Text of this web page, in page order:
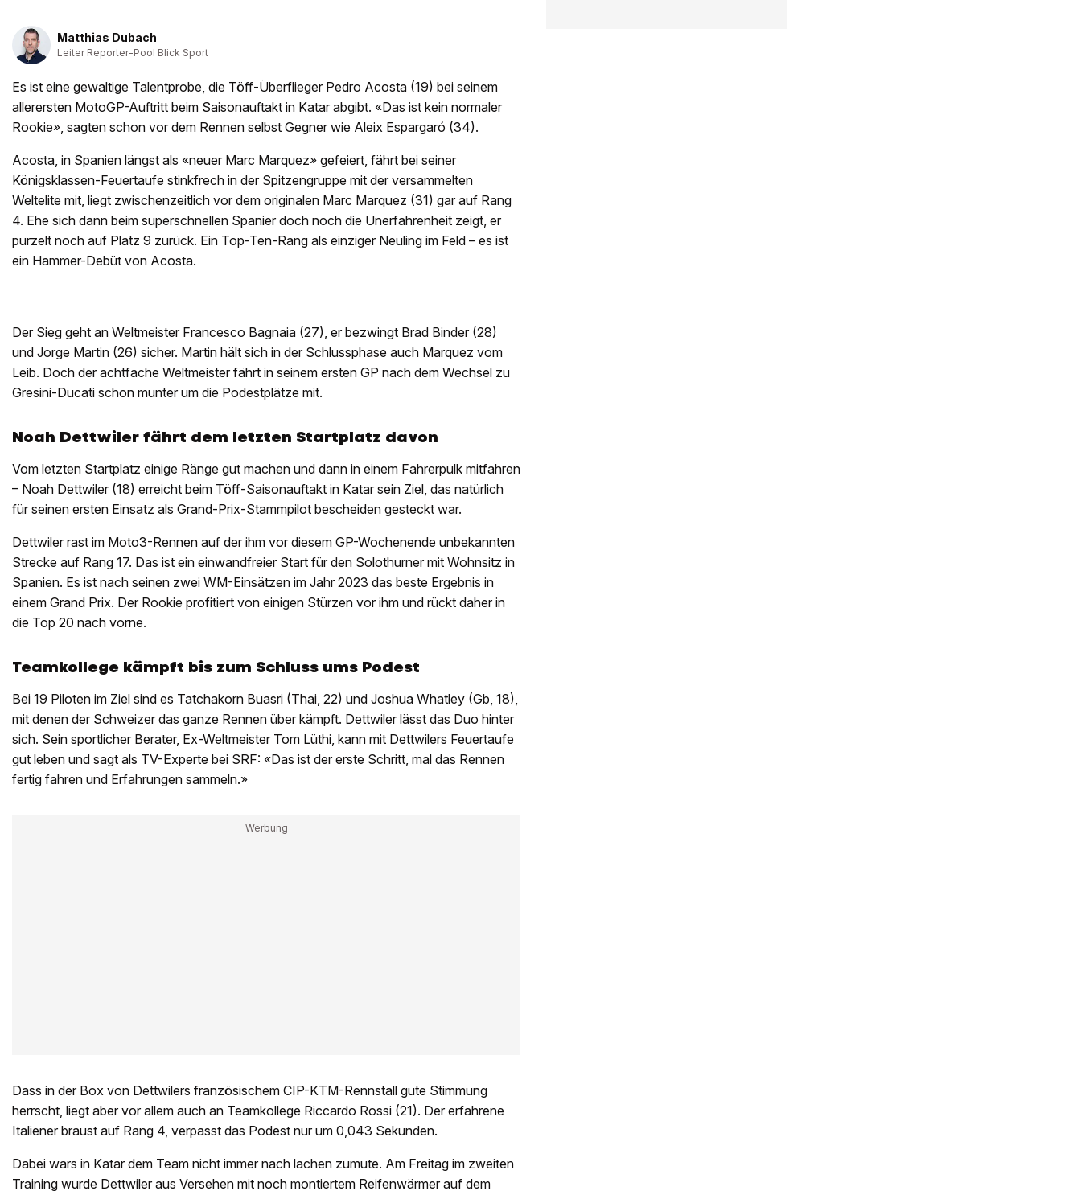
Matthias Dubach
Leiter Reporter-Pool Blick Sport
Es ist eine gewaltige Talentprobe, die Töff-Überflieger Pedro Acosta (19) bei seinem
allerersten MotoGP-Auftritt beim Saisonauftakt in Katar abgibt. «Das ist kein normaler
Rookie», sagten schon vor dem Rennen selbst Gegner wie Aleix Espargaró (34).
Acosta, in Spanien längst als «neuer Marc Marquez» gefeiert, fährt bei seiner
Königsklassen-Feuertaufe stinkfrech in der Spitzengruppe mit der versammelten
Weltelite mit, liegt zwischenzeitlich vor dem originalen Marc Marquez (31) gar auf Rang
4. Ehe sich dann beim superschnellen Spanier doch noch die Unerfahrenheit zeigt, er
purzelt noch auf Platz 9 zurück. Ein Top-Ten-Rang als einziger Neuling im Feld – es ist
ein Hammer-Debüt von Acosta.
Der Sieg geht an Weltmeister Francesco Bagnaia (27), er bezwingt Brad Binder (28)
und Jorge Martin (26) sicher. Martin hält sich in der Schlussphase auch Marquez vom
Leib. Doch der achtfache Weltmeister fährt in seinem ersten GP nach dem Wechsel zu
Gresini-Ducati schon munter um die Podestplätze mit.
Noah Dettwiler fährt dem letzten Startplatz davon
Vom letzten Startplatz einige Ränge gut machen und dann in einem Fahrerpulk mitfahren
– Noah Dettwiler (18) erreicht beim Töff-Saisonauftakt in Katar sein Ziel, das natürlich
für seinen ersten Einsatz als Grand-Prix-Stammpilot bescheiden gesteckt war.
Dettwiler rast im Moto3-Rennen auf der ihm vor diesem GP-Wochenende unbekannten
Strecke auf Rang 17. Das ist ein einwandfreier Start für den Solothurner mit Wohnsitz in
Spanien. Es ist nach seinen zwei WM-Einsätzen im Jahr 2023 das beste Ergebnis in
einem Grand Prix. Der Rookie profitiert von einigen Stürzen vor ihm und rückt daher in
die Top 20 nach vorne.
Teamkollege kämpft bis zum Schluss ums Podest
Bei 19 Piloten im Ziel sind es Tatchakorn Buasri (Thai, 22) und Joshua Whatley (Gb, 18),
mit denen der Schweizer das ganze Rennen über kämpft. Dettwiler lässt das Duo hinter
sich. Sein sportlicher Berater, Ex-Weltmeister Tom Lüthi, kann mit Dettwilers Feuertaufe
gut leben und sagt als TV-Experte bei SRF: «Das ist der erste Schritt, mal das Rennen
fertig fahren und Erfahrungen sammeln.»
Dass in der Box von Dettwilers französischem CIP-KTM-Rennstall gute Stimmung
herrscht, liegt aber vor allem auch an Teamkollege Riccardo Rossi (21). Der erfahrene
Italiener braust auf Rang 4, verpasst das Podest nur um 0,043 Sekunden.
Dabei wars in Katar dem Team nicht immer nach lachen zumute. Am Freitag im zweiten
Training wurde Dettwiler aus Versehen mit noch montiertem Reifenwärmer auf dem